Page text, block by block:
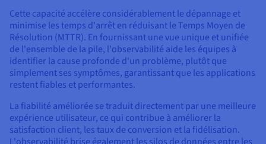
Cette capacité accélère considérablement le dépannage et
minimise les temps d'arrêt en réduisant le Temps Moyen de
Résolution (MTTR). En fournissant une vue unique et unifiée
de l'ensemble de la pile, l'observabilité aide les équipes à
identifier la cause profonde d'un problème, plutôt que
simplement ses symptômes, garantissant que les applications
restent fiables et performantes.
La fiabilité améliorée se traduit directement par une meilleure
expérience utilisateur, ce qui contribue à améliorer la
satisfaction client, les taux de conversion et la fidélisation.